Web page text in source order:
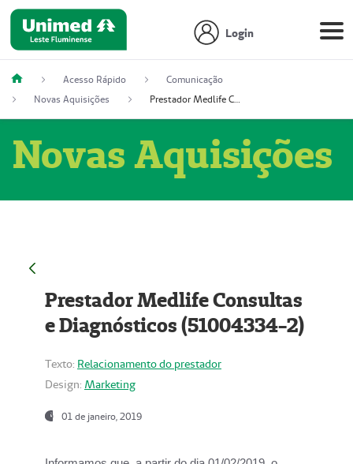
Login
Acesso Rápido
Comunicação
Novas Aquisições
Prestador Medlife Consultas e Diagnósticos (51004334-2)
Novas Aquisições
Prestador Medlife Consultas
e Diagnósticos (51004334-2)
Texto: Relacionamento do prestador
Design: Marketing
01 de janeiro, 2019